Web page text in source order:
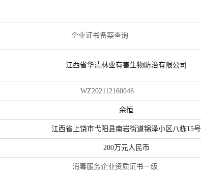
企业证书备案查询
江西省华清林业有害生物防治有限公司
WZ202112160046
余恒
江西省上饶市弋阳县南岩街道锦泽小区八栋15号
200万元人民币
消毒服务企业资质证书一级